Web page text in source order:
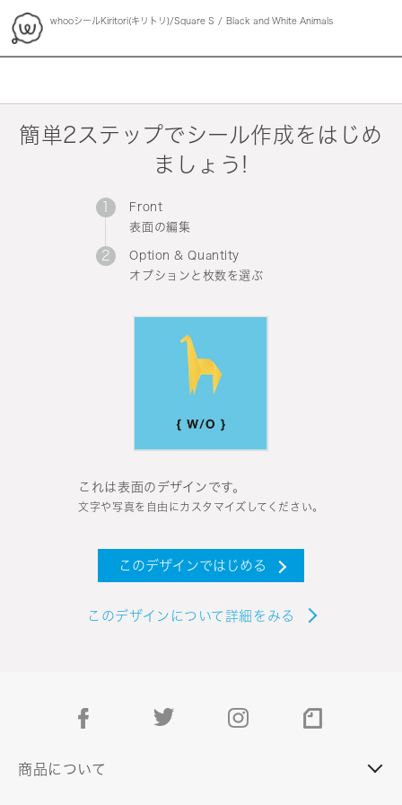
whoo
whooシールKiritori(キリトリ)/Square S Black and White Animals
簡単2ステップでシール作成をはじめ
ましょう!
Front
表面の編集
Option & Quantity
オプションと枚数を選ぶ
これは表面のデザインです。
文字や写真を自由にカスタマイズしてください。
このデザインではじめる
このデザインについて詳細をみる
facebook instagram
商品について